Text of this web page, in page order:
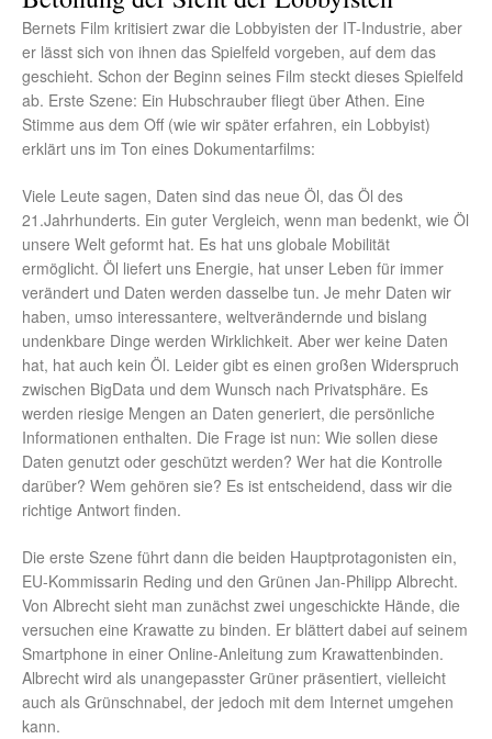
Bernets Film kritisiert zwar die Lobbyisten der IT-Industrie, aber
er lässt sich von ihnen das Spielfeld vorgeben, auf dem das
geschieht. Schon der Beginn seines Film steckt dieses Spielfeld
ab. Erste Szene: Ein Hubschrauber fliegt über Athen. Eine
Stimme aus dem Off (wie wir später erfahren, ein Lobbyist)
erklärt uns im Ton eines Dokumentarfilms:
Viele Leute sagen, Daten sind das neue Öl, das Öl des
21.Jahrhunderts. Ein guter Vergleich, wenn man bedenkt, wie Öl
unsere Welt geformt hat. Es hat uns globale Mobilität
ermöglicht. Öl liefert uns Energie, hat unser Leben für immer
verändert und Daten werden dasselbe tun. Je mehr Daten wir
haben, umso interessantere, weltverändernde und bislang
undenkbare Dinge werden Wirklichkeit. Aber wer keine Daten
hat, hat auch kein Öl. Leider gibt es einen großen Widerspruch
zwischen BigData und dem Wunsch nach Privatsphäre. Es
werden riesige Mengen an Daten generiert, die persönliche
Informationen enthalten. Die Frage ist nun: Wie sollen diese
Daten genutzt oder geschützt werden? Wer hat die Kontrolle
darüber? Wem gehören sie? Es ist entscheidend, dass wir die
richtige Antwort finden.
Die erste Szene führt dann die beiden Hauptprotagonisten ein,
EU-Kommissarin Reding und den Grünen Jan-Philipp Albrecht.
Von Albrecht sieht man zunächst zwei ungeschickte Hände, die
versuchen eine Krawatte zu binden. Er blättert dabei auf seinem
Smartphone in einer Online-Anleitung zum Krawattenbinden.
Albrecht wird als unangepasster Grüner präsentiert, vielleicht
auch als Grünschnabel, der jedoch mit dem Internet umgehen
kann.